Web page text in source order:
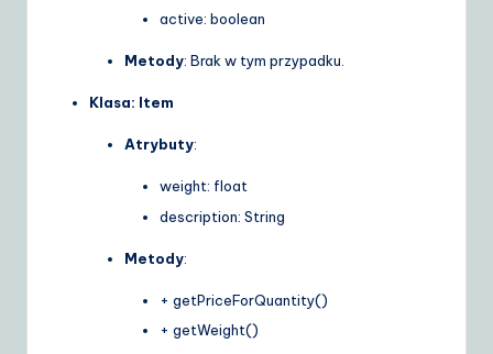
active: boolean
Metody: Brak w tym przypadku.
Klasa: Item
Atrybuty:
weight: float
description: String
Metody:
+ getPriceForQuantity()
+ getWeight()